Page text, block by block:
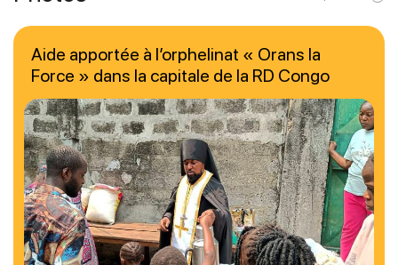
Aide apportée à l’orphelinat « Orans la
Force » dans la capitale de la RD Congo